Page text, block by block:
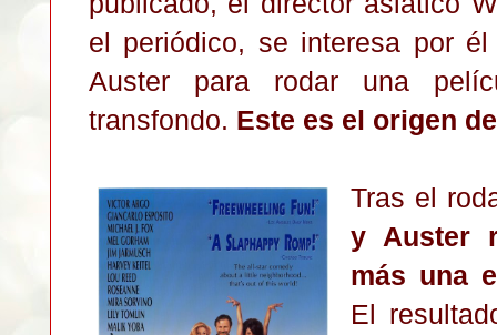
el periódico, se interesa por
Auster para rodar una
transfondo. Este es el origen
Tras el
y Auster
más una
El